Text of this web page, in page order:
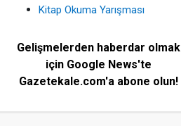
Kitap Okuma Yarışması
Gelişmelerden haberdar olmak
için Google News'te
Gazetekale.com'a abone olun!